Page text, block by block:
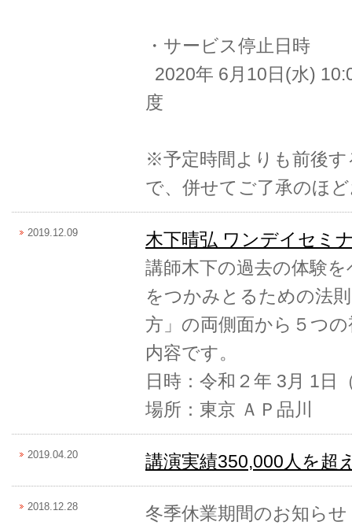
・サービス停止日時
2020年 6月10日(水)
度
※予定時間よりも前後
で、併せてご了承のほ
2019.12.09
木下晴弘 ワンデイセミ
講師木下の過去の体験
をつかみとるための法
方」の両側面から５つ
内容です。
日時：令和２年 3月 1日
場所：東京 ＡＰ品川
2019.04.20 講演実績350,000人を超
2018.12.28
冬季休業期間のお知らせ